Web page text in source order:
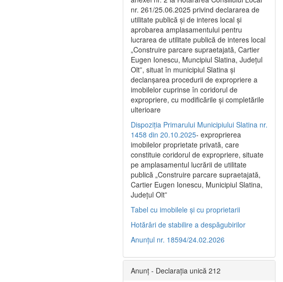
nr. 261/25.06.2025 privind declararea de
utilitate publică şi de interes local şi
aprobarea amplasamentului pentru
lucrarea de utilitate publică de interes local
„Construire parcare supraetajată, Cartier
Eugen Ionescu, Muncipiul Slatina, Judeţul
Olt”, situat în municipiul Slatina şi
declanşarea procedurii de expropriere a
imobilelor cuprinse în coridorul de
expropriere, cu modificările şi completările
ulterioare
Dispoziția Primarului Municipiului Slatina nr.
1458 din 20.10.2025- exproprierea
imobilelor proprietate privată, care
constituie coridorul de expropriere, situate
pe amplasamentul lucrării de utilitate
publică „Construire parcare supraetajată,
Cartier Eugen Ionescu, Municipiul Slatina,
Județul Olt”
Tabel cu imobilele și cu proprietarii
Hotărâri de stabilire a despăgubirilor
Anunțul nr. 18594/24.02.2026
Anunț - Declarația unică 212